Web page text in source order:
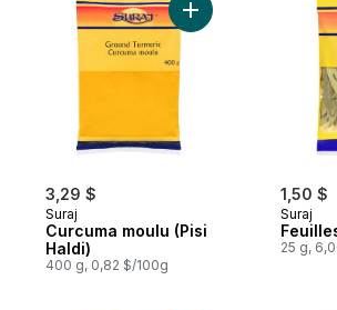
3,29 $
Suraj
Curcuma moulu (Pisi
Haldi)
400 g, 0,82 $/100g
Ajouter Curcuma
1,50 $
Suraj
25 g,